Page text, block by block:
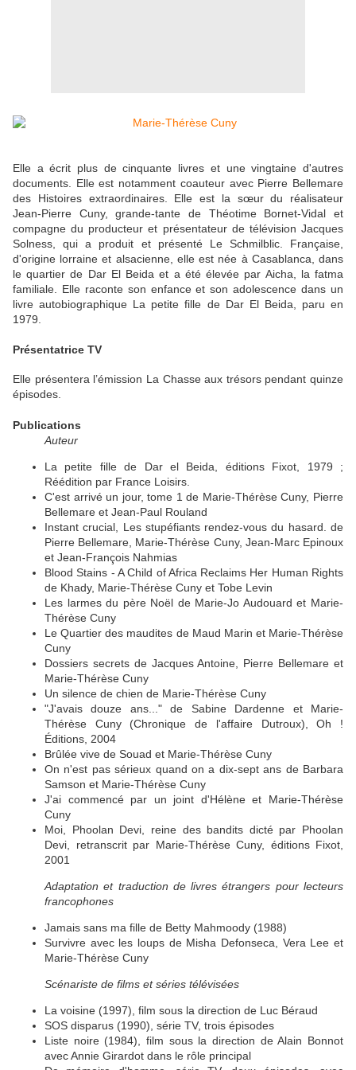
Elle a écrit plus de cinquante livres et une vingtaine d'autres
documents. Elle est notamment coauteur avec Pierre Bellemare
des Histoires extraordinaires. Elle est la sœur du réalisateur
Jean-Pierre Cuny, grande-tante de Théotime Bornet-Vidal et
compagne du producteur et présentateur de télévision Jacques
Solness, qui a produit et présenté Le Schmilblic. Française,
d'origine lorraine et alsacienne, elle est née à Casablanca, dans
le quartier de Dar El Beida et a été élevée par Aicha, la fatma
familiale. Elle raconte son enfance et son adolescence dans un
livre autobiographique La petite fille de Dar El Beida, paru en
1979.
Présentatrice TV
Elle présentera l’émission La Chasse aux trésors pendant quinze
épisodes.
Publications
Auteur
La petite fille de Dar el Beida, éditions Fixot, 1979 ;
Réédition par France Loisirs.
C'est arrivé un jour, tome 1 de Marie-Thérèse Cuny, Pierre
Bellemare et Jean-Paul Rouland
Instant crucial, Les stupéfiants rendez-vous du hasard. de
Pierre Bellemare, Marie-Thérèse Cuny, Jean-Marc Epinoux
et Jean-François Nahmias
Blood Stains - A Child of Africa Reclaims Her Human Rights
de Khady, Marie-Thérèse Cuny et Tobe Levin
Les larmes du père Noël de Marie-Jo Audouard et Marie-
Thérèse Cuny
Le Quartier des maudites de Maud Marin et Marie-Thérèse
Cuny
Dossiers secrets de Jacques Antoine, Pierre Bellemare et
Marie-Thérèse Cuny
Un silence de chien de Marie-Thérèse Cuny
"J'avais douze ans..." de Sabine Dardenne et Marie-
Thérèse Cuny (Chronique de l'affaire Dutroux), Oh !
Éditions, 2004
Brûlée vive de Souad et Marie-Thérèse Cuny
On n'est pas sérieux quand on a dix-sept ans de Barbara
Samson et Marie-Thérèse Cuny
J'ai commencé par un joint d'Hélène et Marie-Thérèse
Cuny
Moi, Phoolan Devi, reine des bandits dicté par Phoolan
Devi, retranscrit par Marie-Thérèse Cuny, éditions Fixot,
2001
Adaptation et traduction de livres étrangers pour lecteurs
francophones
Jamais sans ma fille de Betty Mahmoody (1988)
Survivre avec les loups de Misha Defonseca, Vera Lee et
Marie-Thérèse Cuny
Scénariste de films et séries télévisées
La voisine (1997), film sous la direction de Luc Béraud
SOS disparus (1990), série TV, trois épisodes
Liste noire (1984), film sous la direction de Alain Bonnot
avec Annie Girardot dans le rôle principal